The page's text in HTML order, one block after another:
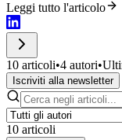
Leggi tutto l'articolo
10 articoli•4 autori•
Iscriviti alla newsletter
10 articoli